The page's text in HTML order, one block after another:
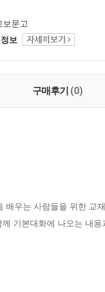
보문고
보
구매후기 (0)
배우는 사람들을 위한
기본대화에 나오는 내